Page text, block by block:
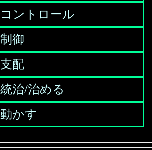
コントロール
制御
支配
統治/治める
動かす